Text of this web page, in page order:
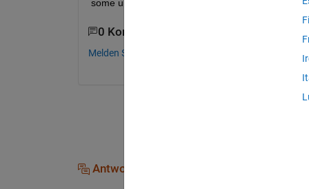
some undocumented way to do it? Thanks.
0 Kommentare
Melden Sie sich an, um zu kommentieren.
Antworten (0)